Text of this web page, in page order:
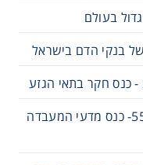
בעולם
בנקי הדם בישראל
גטר ביומד השתתפה בכנס אילמ"ר ה55- כנס מדעי המעבדה